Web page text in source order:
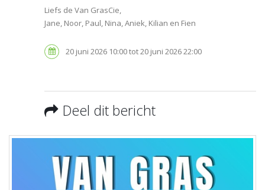
Liefs de Van GrasCie,
Jane, Noor, Paul, Nina, Aniek, Kilian en Fien
20 juni 2026 10:00 tot 20 juni 2026 22:00
Deel dit bericht